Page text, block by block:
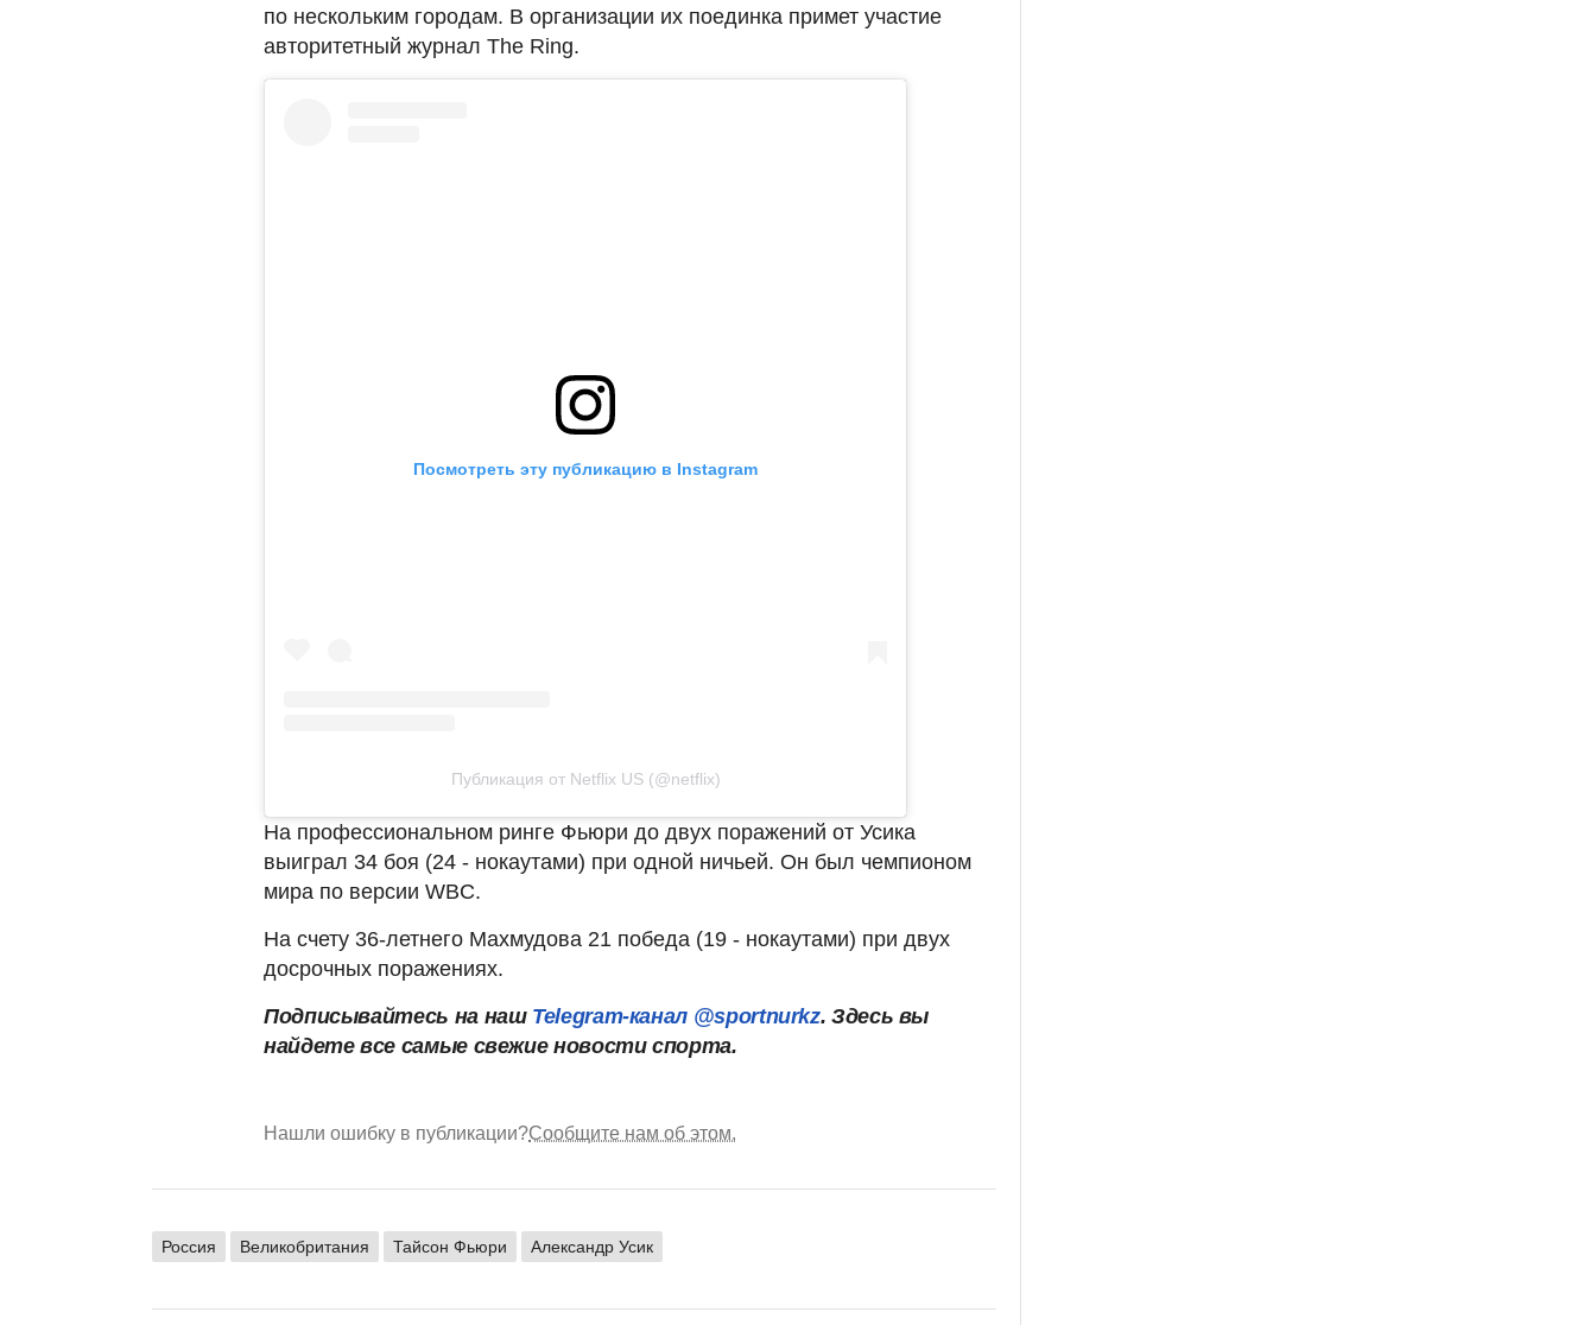
по нескольким городам. В организации их поединка примет участие
авторитетный журнал The Ring.
Посмотреть эту публикацию в Instagram
Публикация от Netflix US (@netflix)
На профессиональном ринге Фьюри до двух поражений от Усика
выиграл 34 боя (24 - нокаутами) при одной ничьей. Он был чемпионом
мира по версии WBC.
На счету 36-летнего Махмудова 21 победа (19 - нокаутами) при двух
досрочных поражениях.
Подписывайтесь на наш Telegram-канал @sportnurkz. Здесь вы
найдете все самые свежие новости спорта.
Нашли ошибку в публикации?Сообщите нам об этом.
Россия Великобритания Тайсон Фьюри Александр Усик